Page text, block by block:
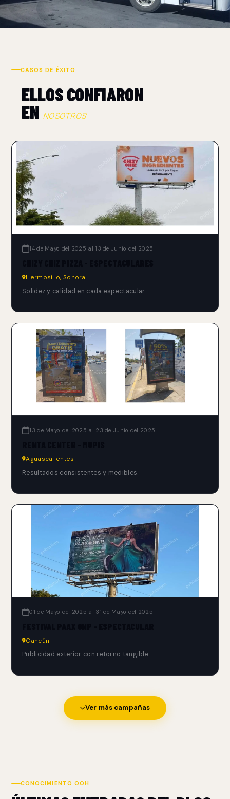
CASOS DE ÉXITO
ELLOS CONFIARON
EN NOSOTROS
14 de Mayo del 2025 al 13 de Junio del 2025
Hermosillo, Sonora
Solidez y calidad en cada espectacular.
13 de Mayo del 2025 al 23 de Junio del 2025
Aguascalientes
Resultados consistentes y medibles.
01 de Mayo del 2025 al 31 de Mayo del 2025
Cancún
Publicidad exterior con retorno tangible.
Ver más campañas
CONOCIMIENTO OOH